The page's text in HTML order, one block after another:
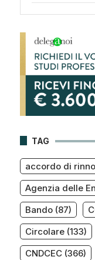
TAG
accordo di
Agenzia delle
Bando(87)
Circolare(133)
CNDCEC(366)